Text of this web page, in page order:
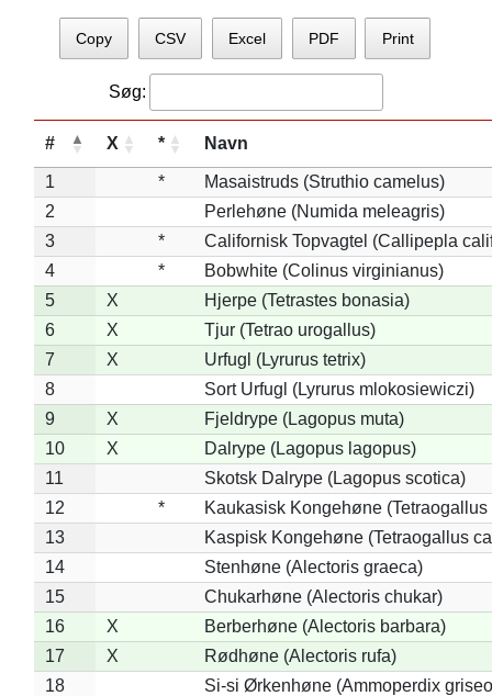
Copy CSV Excel PDF Print
Søg:
# X * Navn
1 *
Masaistruds (Struthio camelus)
2
Perlehøne (Numida meleagris)
3
*
Californisk Topvagtel (Callipepla
4
*
Bobwhite (Colinus virginianus)
5
X
Hjerpe (Tetrastes bonasia)
6
X
Tjur (Tetrao urogallus)
7
X
Urfugl (Lyrurus tetrix)
8
Sort Urfugl (Lyrurus mlokosiewiczi)
9
X
Fjeldrype (Lagopus muta)
10
X
Dalrype (Lagopus lagopus)
11
Skotsk Dalrype (Lagopus scotica)
12
*
Kaukasisk Kongehøne
13
Kaspisk Kongehøne (Tetraogallus
14
Stenhøne (Alectoris graeca)
15
Chukarhøne (Alectoris chukar)
16
X
Berberhøne (Alectoris barbara)
17
X
Rødhøne (Alectoris rufa)
18
Si-si Ørkenhøne (Ammoperdix